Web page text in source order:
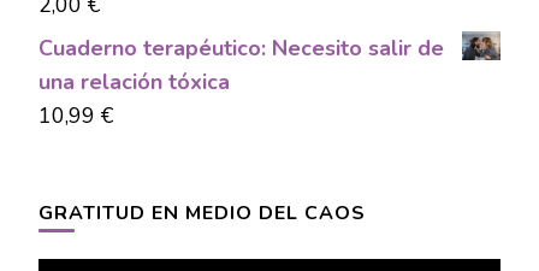
Cuaderno terapéutico: Necesito salir de
una relación tóxica
10,99 €
GRATITUD EN MEDIO DEL CAOS